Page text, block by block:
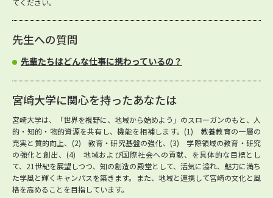
てください。
先生への質問
先輩たちはどんな仕事に携わっているの？
宮崎大学に関心を持ったあなたは
宮崎大学は、「世界を視野に、地域から始めよう」のスローガンのもと、人
的・知的・物的資源を共有し、機能を相補します。(1) 教養教育の一層の
充実と質的向上、(2) 教育・研究基盤の強化、(3) 学際領域の教育・研究
の強化と創出、(4) 地域および国際社会への貢献、を具体的な目標とし
て、21世紀を展望しつつ、知の創造の殿堂として、活気に溢れ、魅力に満ち
た学風と輝くキャンパスを築きます。また、地域と連携して宮崎の文化と風
格を高めることを目指しています。